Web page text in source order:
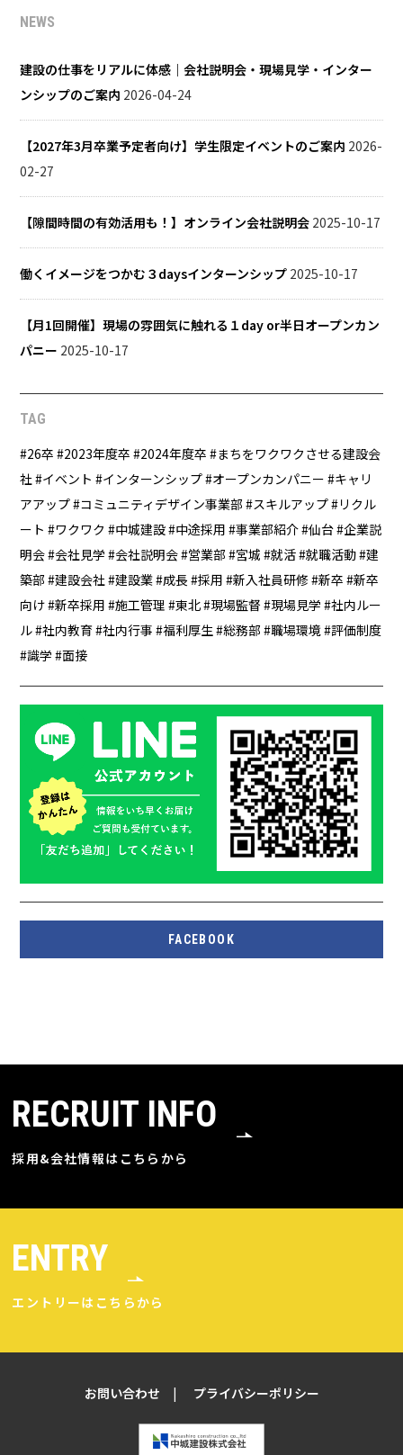
NEWS
建設の仕事をリアルに体感｜会社説明会・現場見学・インター
ンシップのご案内 2026-04-24
【2027年3月卒業予定者向け】学生限定イベントのご案内 2026-
02-27
【隙間時間の有効活用も！】オンライン会社説明会 2025-10-17
働くイメージをつかむ３daysインターンシップ 2025-10-17
【月1回開催】現場の雰囲気に触れる１day or半日オープンカン
パニー 2025-10-17
TAG
26卒 2023年度卒 2024年度卒
まちをワクワクさせる建設会
社 イベント インターンシップ オープンカンパニー
キャリ
アアップ コミュニティデザイン事業部 スキルアップ
リクル
ート
ワクワク 中城建設 中途採用 事業部紹介 仙台 企業説
明会 会社見学 会社説明会 営業部 宮城 就活 就職活動 建
築部
建設会社 建設業 成長 採用 新入社員研修 新卒
新卒
向け 新卒採用 施工管理 東北 現場監督 現場見学
社内ルー
ル 社内教育 社内行事 福利厚生 総務部 職場環境 評価制度
識学
面接
FACEBOOK
RECRUIT INFO
採用&会社情報はこちらから
ENTRY
エントリーはこちらから
お問い合わせ プライバシーポリシー